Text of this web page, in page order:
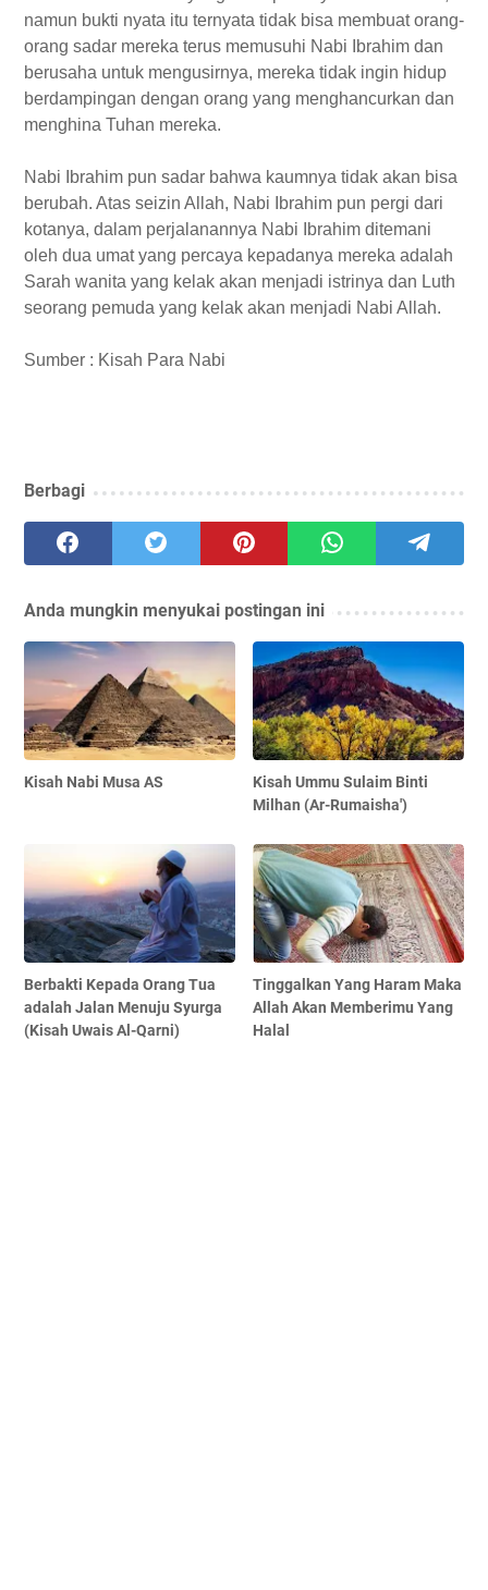
namun bukti nyata itu ternyata tidak bisa membuat orang-
orang sadar mereka terus memusuhi Nabi Ibrahim dan
berusaha untuk mengusirnya, mereka tidak ingin hidup
berdampingan dengan orang yang menghancurkan dan
menghina Tuhan mereka.
Nabi Ibrahim pun sadar bahwa kaumnya tidak akan bisa
berubah. Atas seizin Allah, Nabi Ibrahim pun pergi dari
kotanya, dalam perjalanannya Nabi Ibrahim ditemani
oleh dua umat yang percaya kepadanya mereka adalah
Sarah wanita yang kelak akan menjadi istrinya dan Luth
seorang pemuda yang kelak akan menjadi Nabi Allah.
Sumber : Kisah Para Nabi
Berbagi
Anda mungkin menyukai postingan ini
Kisah Nabi Musa AS
Kisah Ummu Sulaim Binti
Milhan (Ar-Rumaisha')
Berbakti Kepada Orang Tua
adalah Jalan Menuju Syurga
(Kisah Uwais Al-Qarni)
Tinggalkan Yang Haram Maka
Allah Akan Memberimu Yang
Halal